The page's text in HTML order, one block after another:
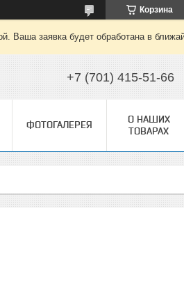
Корзина
Ваша заявка будет обработана в
+7 (701) 415-51-66
ФОТОГАЛЕРЕЯ
О НАШИХ
ТОВАРАХ